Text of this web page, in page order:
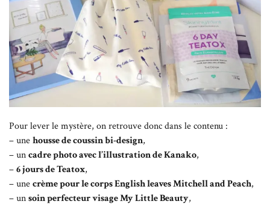
Pour lever le mystère, on retrouve donc dans le contenu :
– unehousse de coussin bi-design,
– uncadre photo avec l’illustration de Kanako,
–6 jours de Teatox,
– unecrème pour le corps English leaves Mitchell and Peach,
– unsoin perfecteur visage My Little Beauty,